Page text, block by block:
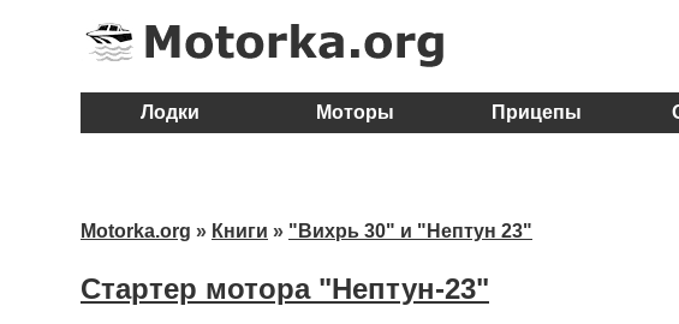
Лодки Моторы Прицепы
Motorka.org » Книги » "Вихрь 30" и "Нептун 23"
Стартер мотора "Нептун-23"